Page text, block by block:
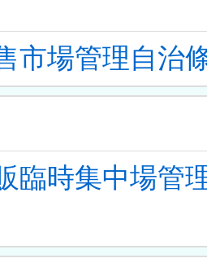
市場管理自治
臨時集中場管